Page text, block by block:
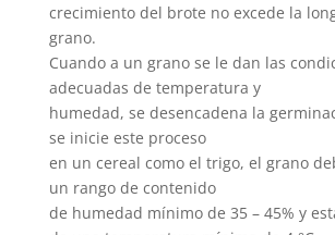
crecimiento del brote no excede la
grano.
Cuando a un grano se le dan las
adecuadas de temperatura y
humedad, se desencadena la
se inicie este proceso
en un cereal como el trigo, el grano
un rango de contenido
de humedad mínimo de 35 – 45% y